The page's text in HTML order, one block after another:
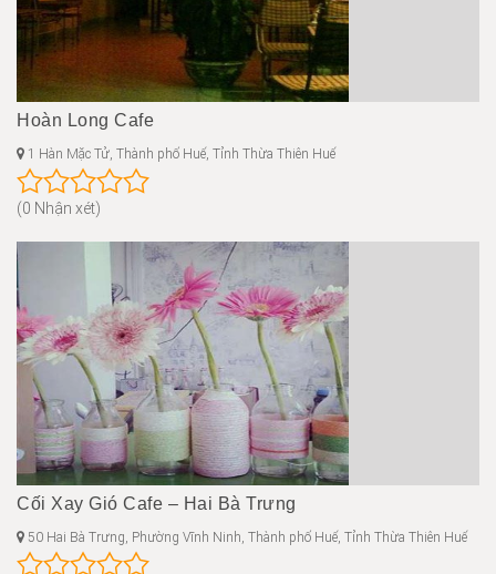
Hoàn Long Cafe
1 Hàn Mặc Tử, Thành phố Huế, Tỉnh Thừa Thiên Huế
(0 Nhận xét)
Cối Xay Gió Cafe – Hai Bà Trưng
50 Hai Bà Trưng, Phường Vĩnh Ninh, Thành phố Huế, Tỉnh Thừa Thiên Huế